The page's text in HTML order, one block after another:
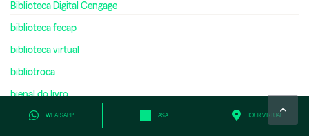
WHATSAPP ASA TOUR VIRTUAL
Biblioteca Digital Cengage
biblioteca fecap
biblioteca virtual
bibliotroca
bienal do livro
bilíngue